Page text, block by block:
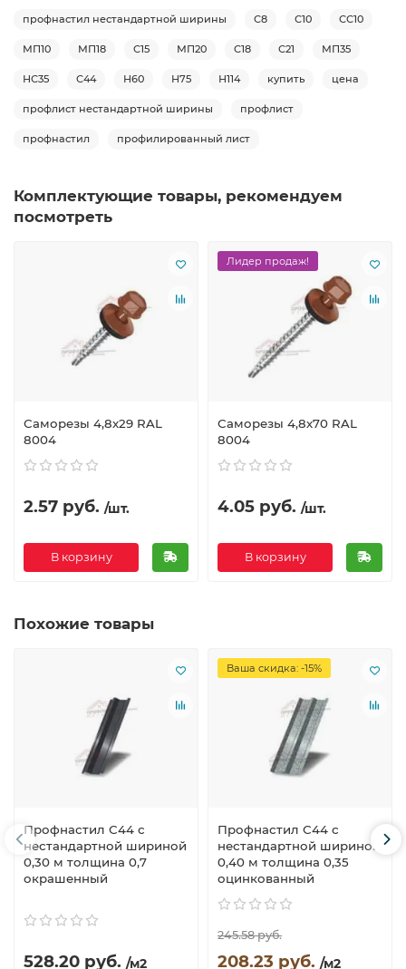
профнастил нестандартной ширины С8 С10 СС10
МП10 МП18 С15 МП20 С18 С21 МП35
НС35 С44 Н60 Н75 Н114 купить цена
профлист нестандартной ширины профлист
профнастил профилированный лист
Комплектующие товары, рекомендуем
посмотреть
Саморезы 4,8х29 RAL
8004
2.57 руб. /шт.
В корзину
Лидер продаж!
Саморезы 4,8х70 RAL
8004
4.05 руб. /шт.
В корзину
Похожие товары
Профнастил С44 с
нестандартной шириной
0,30 м толщина 0,7
окрашенный
528.20 руб. /м2
Ваша скидка: -15%
Профнастил С44 с
нестандартной шириной
0,40 м толщина 0,35
оцинкованный
245.58 руб.
208.23 руб. /м2